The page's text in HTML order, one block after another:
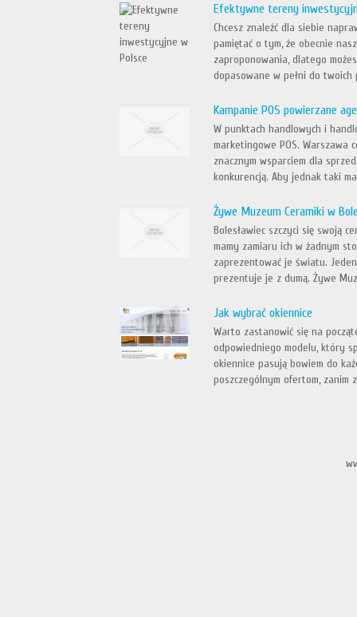
Efektywne tereny
Chcesz znaleźć dla siebie
pamiętać o tym, że obecnie
zaproponowania, dlatego
dopasowane w pełni do twoich
Kampanie POS powierzane
W punktach handlowych i
marketingowe POS. Warszawa
znacznym wsparciem dla
konkurencją. Aby jednak taki
Żywe Muzeum Ceramiki w
Bolesławiec szczyci się swoją
mamy zamiaru ich w żadnym
zaprezentować je światu.
prezentuje je z dumą. Żywe
Jak wybrać okiennice
Warto zastanowić się na
odpowiedniego modelu, który
okiennice pasują bowiem do
poszczególnym ofertom, zanim